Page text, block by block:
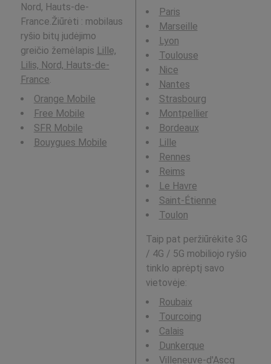
Nord, Hauts-de-
France.Žiūrėti : mobilaus
ryšio bitų judėjimo
greičio žemėlapis Lille,
Lilis, Nord, Hauts-de-
France
Orange Mobile
Free Mobile
SFR Mobile
Bouygues Mobile
Paris
Marseille
Lyon
Toulouse
Nice
Nantes
Strasbourg
Montpellier
Bordeaux
Lille
Rennes
Reims
Le Havre
Saint-Étienne
Toulon
Taip pat peržiūrėkite 3G
/ 4G / 5G mobiliojo ryšio
tinklo aprėptį savo
vietovėje:
Roubaix
Tourcoing
Calais
Dunkerque
Villeneuve-d'Ascq